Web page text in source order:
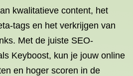
kwalitatieve content, het
tags en het verkrijgen van
Met de juiste SEO-
Keyboost, kun je jouw online
en hoger scoren in de